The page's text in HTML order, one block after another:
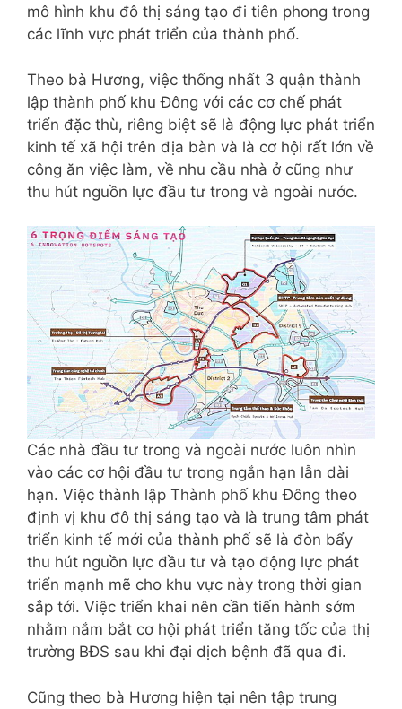
mô hình khu đô thị sáng tạo đi tiên phong trong
các lĩnh vực phát triển của thành phố.
Theo bà Hương, việc thống nhất 3 quận thành
lập thành phố khu Đông với các cơ chế phát
triển đặc thù, riêng biệt sẽ là động lực phát triển
kinh tế xã hội trên địa bàn và là cơ hội rất lớn về
công ăn việc làm, về nhu cầu nhà ở cũng như
thu hút nguồn lực đầu tư trong và ngoài nước.
Các nhà đầu tư trong và ngoài nước luôn nhìn
vào các cơ hội đầu tư trong ngắn hạn lẫn dài
hạn. Việc thành lập Thành phố khu Đông theo
định vị khu đô thị sáng tạo và là trung tâm phát
triển kinh tế mới của thành phố sẽ là đòn bẩy
thu hút nguồn lực đầu tư và tạo động lực phát
triển mạnh mẽ cho khu vực này trong thời gian
sắp tới. Việc triển khai nên cần tiến hành sớm
nhằm nắm bắt cơ hội phát triển tăng tốc của thị
trường BĐS sau khi đại dịch bệnh đã qua đi.
Cũng theo bà Hương hiện tại nên tập trung